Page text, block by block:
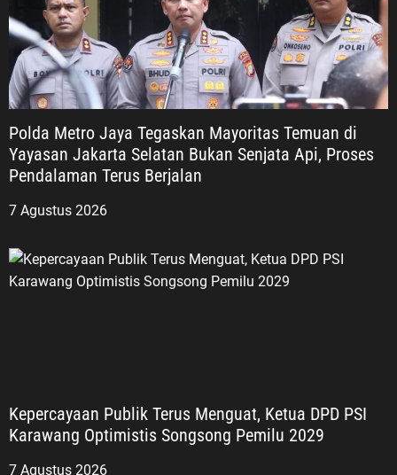
Polda Metro Jaya Tegaskan Mayoritas Temuan di
Yayasan Jakarta Selatan Bukan Senjata Api, Proses
Pendalaman Terus Berjalan
7 Agustus 2026
Kepercayaan Publik Terus Menguat, Ketua DPD PSI
Karawang Optimistis Songsong Pemilu 2029
7 Agustus 2026